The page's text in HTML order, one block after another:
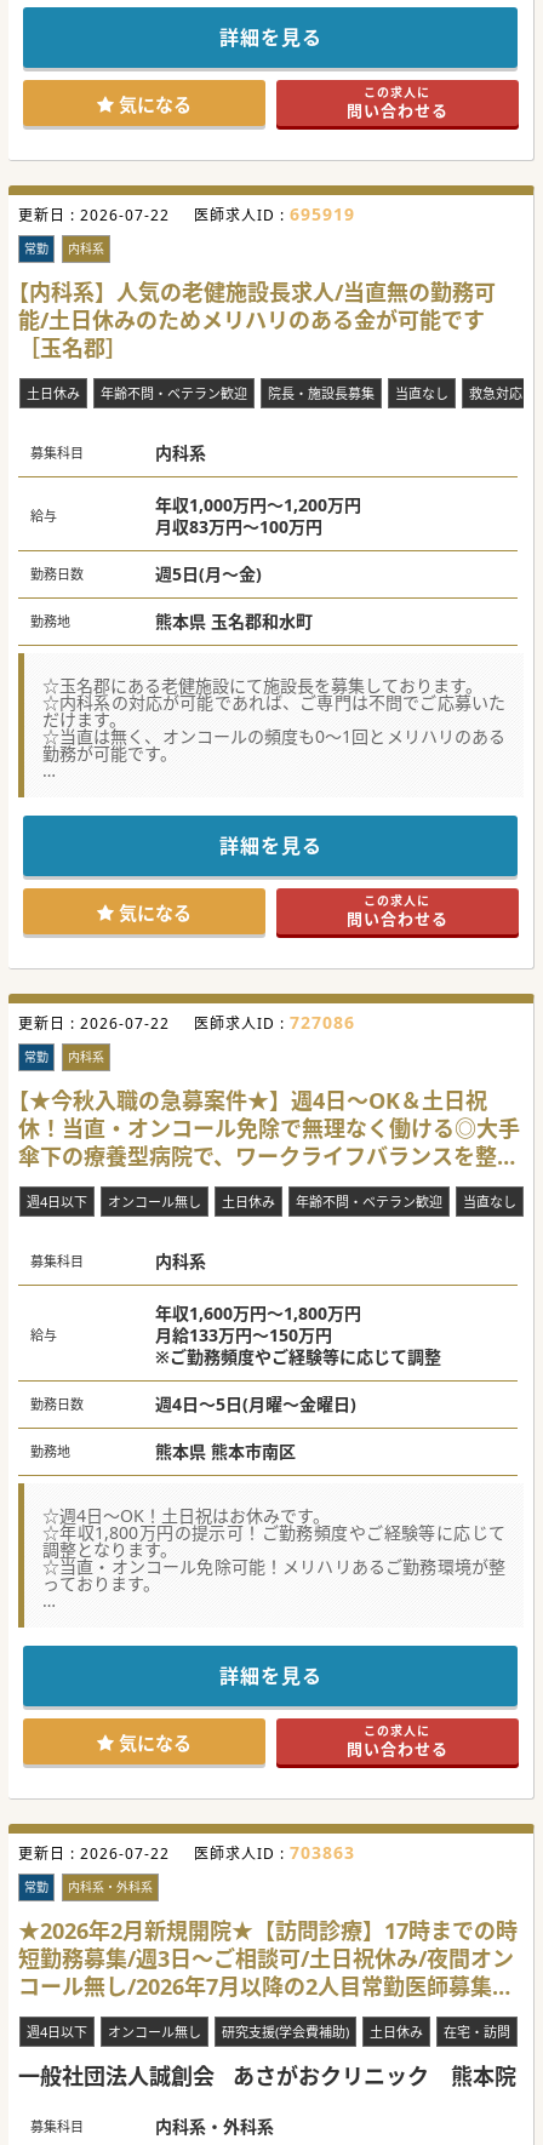
■現職の院長先生がご勇退の意向をお持ちで、次世代の病院
経営を担う後任の院長候補を探しております。
■特に医局のマネジメントに注力をしていただき、将来的に
現職の先生方をまとめ上げていただきたいとお考えです。
■病院経営の観点から外来・入院体制の立て直しや病院機能
の再構築等、経営面への参画にも従事可能でございます。
【職場環境と雰囲気】
期的に安定してご勤務いただける環境を整えております。
■時短勤務や勤務時間の調整、当直・オンコールの全面免除
など、個々の事情に応じた多様な勤務形態を積極的に導入し
ています。
■約10年程前にリニューアルした院内は非常に綺麗で、採光
豊かな明るく雰囲気の良い病院です。職員間の関係性も良好
で落ち着いたご勤務環境が整っております。
【具体的な医療機関情報】
■週4日勤務から可能で、救急対応やオンコールは一切な
く、プライベートの時間を確実に確保できる勤務体形です。
■福岡南部や熊本市内からの新幹線通勤も歓迎しており、最
いサポートがございます。
■学会参加費用補助や研究支援、退職金制度といった福利厚
詳細を見る
気になる この求人に
問い合わせる
更新日 : 2026-07-22 医師求人ID : 695919
常勤 内科系
【内科系】人気の老健施設長求人/当直無の勤務可
能/土日休みのためメリハリのある金が可能です
［玉名郡］
土日休み 年齢不問・ベテラン歓迎 院長・施設長募集 当直なし 救急対応な
募集科目 内科系
給与
年収1,000万円～1,200万円
月収83万円～100万円
勤務日数 週5日(月～金)
勤務地 熊本県 玉名郡和水町
☆玉名郡にある老健施設にて施設長を募集しております。
☆内科系の対応が可能であれば、ご専門は不問でご応募いた
だけます。
☆当直は無く、オンコールの頻度も0～1回とメリハリのある
勤務が可能です。
任の先生を募集しております。
懸念されがちなオンコールの頻度も少ないため、ワークライ
フバランスを求める先生には最適な環境です。
住宅手当や赴任手当の相談も可能ですので、ご興味のある方
はお気軽にお問い合わせください。
#秋入職可
詳細を見る
気になる この求人に
問い合わせる
更新日 : 2026-07-22 医師求人ID : 727086
常勤 内科系
【★今秋入職の急募案件★】週4日～OK＆土日祝
休！当直・オンコール免除で無理なく働ける◎大手
傘下の療養型病院で、ワークライフバランスを整え
ませんか？
週4日以下 オンコール無し 土日休み 年齢不問・ベテラン歓迎 当直なし
募集科目 内科系
給与
年収1,600万円～1,800万円
月給133万円～150万円
※ご勤務頻度やご経験等に応じて調整
勤務日数 週4日～5日(月曜～金曜日)
勤務地 熊本県 熊本市南区
☆週4日～OK！土日祝はお休みです。
☆年収1,800万円の提示可！ご勤務頻度やご経験等に応じて
調整となります。
☆当直・オンコール免除可能！メリハリあるご勤務環境が整
っております。
た現職医師の退職に伴う後任の先生を募集しております。
■地域医療の安定的な提供体制を維持するため、2026年秋頃
までにご入職いただける方を急募しております。
■経験豊富なベテランの先生からご家庭との両立を図りたい
先生等、幅広い年齢層からのご応募を歓迎いたします。
【具体的な医療機関情報】
■昨年より大手医療グループの傘下に入ったことで、非常に
■院内には電子カルテシステムが導入されており、効率的か
つ円滑な診療記録の作成や情報共有が可能な環境です。
■遠方からご着任される方には赴任手当の支給があり、市内
中心地からもほど近くお車での通勤にも便利な立地にござい
ます。
【具体的な業務内容】
■主に療養病棟における入院患者様の管理業務を主にご担当
いただき、受け持ち患者数は30名から40名程度となります。
■病棟管理業務を主軸としながらも、一般内科来の診療も並
行してご担当いただく予定でございます。
■外来診療の担当コマ数や詳細な勤務割合につきましては、
♯秋入職可
#秋入職可
詳細を見る
気になる この求人に
問い合わせる
更新日 : 2026-07-22 医師求人ID : 703863
常勤 内科系・外科系
★2026年2月新規開院★【訪問診療】17時までの時
短勤務募集/週3日～ご相談可/土日祝休み/夜間オン
コール無し/2026年7月以降の2人目常勤医師募集で
す。
週4日以下 オンコール無し 研究支援(学会費補助) 土日休み 在宅・訪問
一般社団法人誠創会 あさがおクリニック 熊本院
募集科目 内科系・外科系